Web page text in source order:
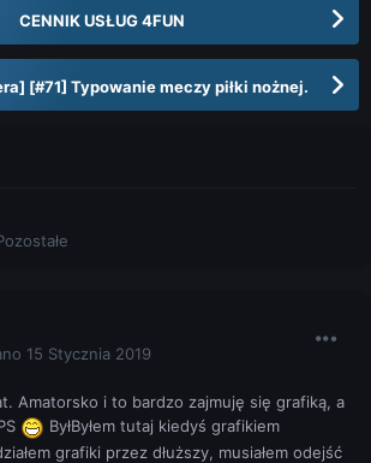
CENNIK USŁUG 4FUN
[#71] Typowanie meczy piłki nożnej.
15 Stycznia 2019
Amatorsko i to bardzo zajmuję się grafiką, a
ByłByłem tutaj kiedyś grafikiem
grafiki przez dłuższy, musiałem odejść